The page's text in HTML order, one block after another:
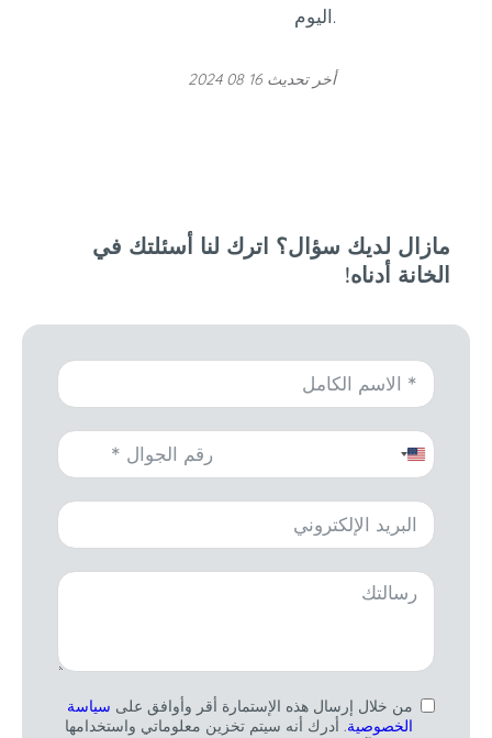
أخر تحديث 16 08 2024
لديك سؤال؟ اترك لنا أسئلتك في
أدناه!
United
من خلال إرسال هذه الإستمارة أقر وأوافق علىسياسة
الخصوصية. أدرك أنه سيتم تخزين معلوماتي واستخدامها